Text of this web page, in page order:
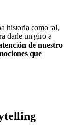
historia como tal,
darle un giro a
de nuestro
que